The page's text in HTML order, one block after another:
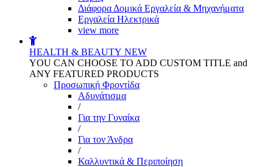
Διάφορα Δομικά Εργαλεία & Μηχανήματα
Εργαλεία Ηλεκτρικά
view more
HEALTH & BEAUTY NEW
YOU CAN CHOOSE TO ADD CUSTOM TITLE and
ANY FEATURED PRODUCTS
Προσωπική Φροντίδα
Αδυνάτισμα
/
Για την Γυναίκα
/
Για τον Άνδρα
/
Καλλυντικά & Περιποίηση